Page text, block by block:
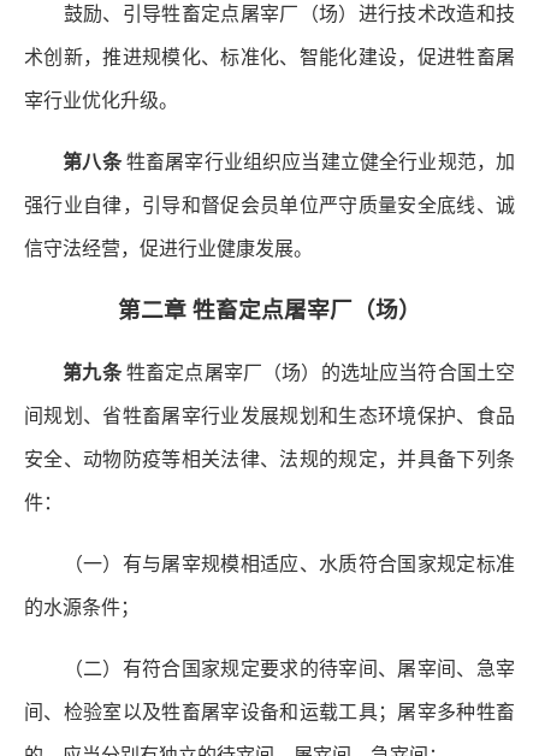
鼓励、引导牲畜定点屠宰厂（场）进行技术改造和技
术创新，推进规模化、标准化、智能化建设，促进牲畜屠
宰行业优化升级。
第八条牲畜屠宰行业组织应当建立健全行业规范，加
强行业自律，引导和督促会员单位严守质量安全底线、诚
信守法经营，促进行业健康发展。
第二章 牲畜定点屠宰厂（场）
第九条牲畜定点屠宰厂（场）的选址应当符合国土空
间规划、省牲畜屠宰行业发展规划和生态环境保护、食品
安全、动物防疫等相关法律、法规的规定，并具备下列条
件：
（一）有与屠宰规模相适应、水质符合国家规定标准
的水源条件；
（二）有符合国家规定要求的待宰间、屠宰间、急宰
间、检验室以及牲畜屠宰设备和运载工具；屠宰多种牲畜